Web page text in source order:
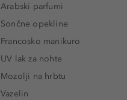
Arabski parfumi
Sončne opekline
Francosko manikuro
UV lak za nohte
Mozolji na hrbtu
Vazelin